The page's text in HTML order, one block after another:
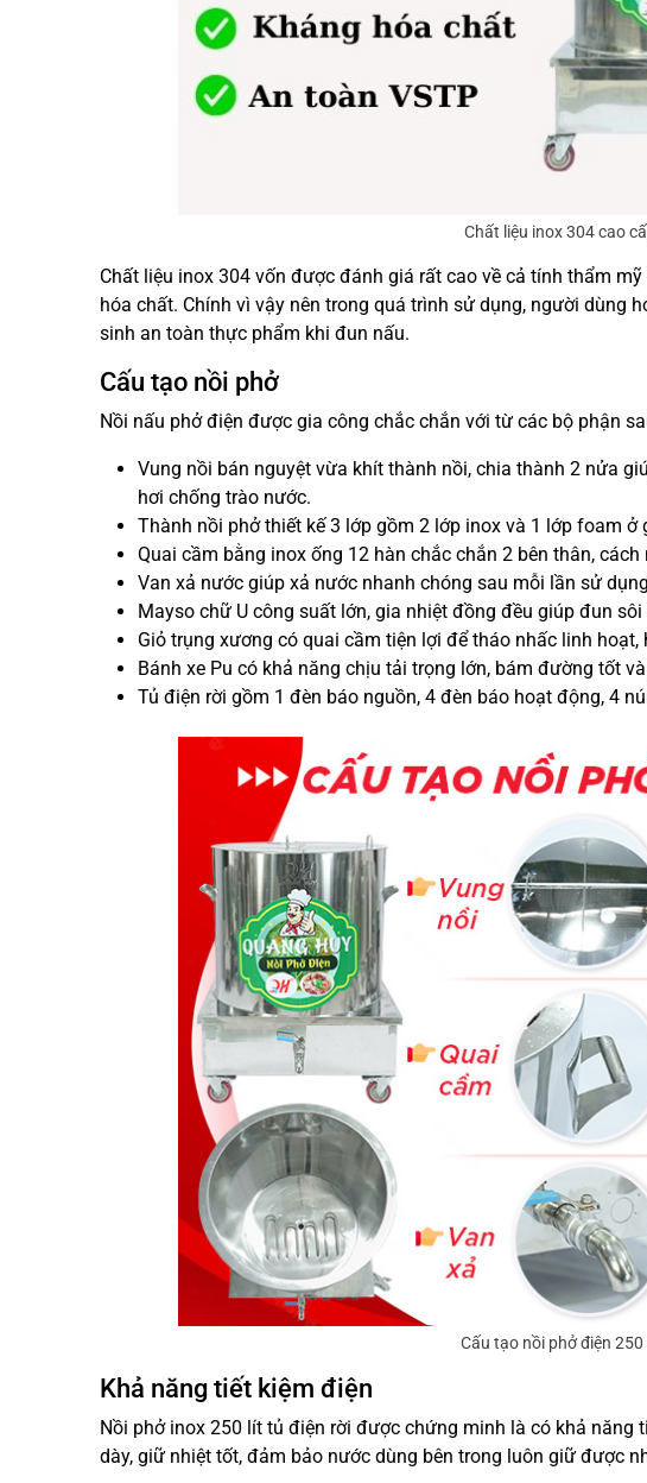
Chất liệu inox 304 cao
Chất liệu inox 304 vốn được đánh giá rất cao về cả tính thẩm
hóa chất. Chính vì vậy nên trong quá trình sử dụng, người dùng
sinh an toàn thực phẩm khi đun nấu.
Cấu tạo nồi phở
Nồi nấu phở điện được gia công chắc chắn với từ các bộ phận
Vung nồi bán nguyệt vừa khít thành nồi, chia thành 2 nửa
hơi chống trào nước.
Thành nồi phở thiết kế 3 lớp gồm 2 lớp inox và 1 lớp foam
Quai cầm bằng inox ống 12 hàn chắc chắn 2 bên thân,
Van xả nước giúp xả nước nhanh chóng sau mỗi lần sử
Mayso chữ U công suất lớn, gia nhiệt đồng đều giúp đun
Giỏ trụng xương có quai cầm tiện lợi để tháo nhấc linh
Bánh xe Pu có khả năng chịu tải trọng lớn, bám đường tốt
Tủ điện rời gồm 1 đèn báo nguồn, 4 đèn báo hoạt động, 4
Cấu tạo nồi phở điện 250
Khả năng tiết kiệm điện
Nồi phở inox 250 lít tủ điện rời được chứng minh là có khả năng
dày, giữ nhiệt tốt, đảm bảo nước dùng bên trong luôn giữ được